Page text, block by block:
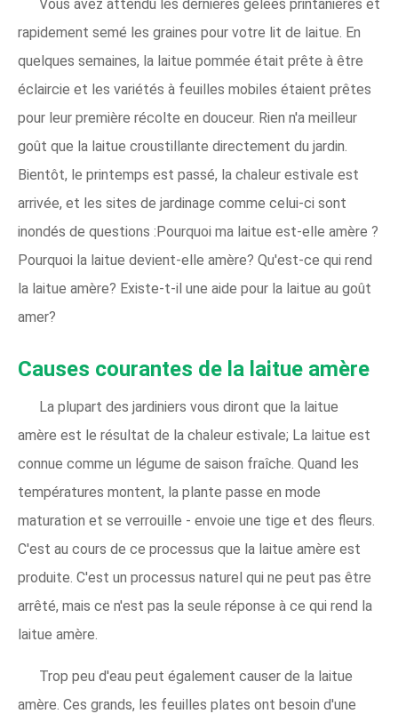
Vous avez attendu les dernières gelées printanières et
rapidement semé les graines pour votre lit de laitue. En
quelques semaines, la laitue pommée était prête à être
éclaircie et les variétés à feuilles mobiles étaient prêtes
pour leur première récolte en douceur. Rien n'a meilleur
goût que la laitue croustillante directement du jardin.
Bientôt, le printemps est passé, la chaleur estivale est
arrivée, et les sites de jardinage comme celui-ci sont
inondés de questions :Pourquoi ma laitue est-elle amère ?
Pourquoi la laitue devient-elle amère? Qu'est-ce qui rend
la laitue amère? Existe-t-il une aide pour la laitue au goût
amer?
Causes courantes de la laitue amère
La plupart des jardiniers vous diront que la laitue
amère est le résultat de la chaleur estivale; La laitue est
connue comme un légume de saison fraîche. Quand les
températures montent, la plante passe en mode
maturation et se verrouille - envoie une tige et des fleurs.
C'est au cours de ce processus que la laitue amère est
produite. C'est un processus naturel qui ne peut pas être
arrêté, mais ce n'est pas la seule réponse à ce qui rend la
laitue amère.
Trop peu d'eau peut également causer de la laitue
amère. Ces grands, les feuilles plates ont besoin d'une